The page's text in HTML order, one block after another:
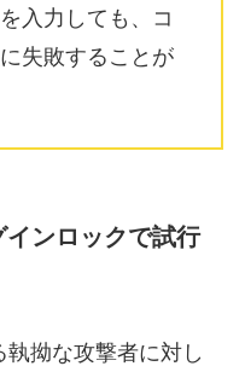
入力しても、コ
失敗することが
ンロックで試行
拗な攻撃者に対し